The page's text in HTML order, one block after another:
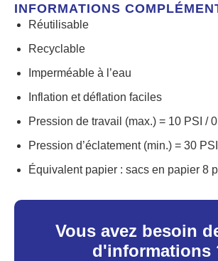
Vous avez besoin
d'informations
INFORMATIONS
Réutilisable
Recyclable
Imperméable à l’eau
Inflation et déflation faciles
Pression de travail (max.) = 10 PSI /
Pression d’éclatement (min.) = 30
Équivalent papier : sacs en papier 8